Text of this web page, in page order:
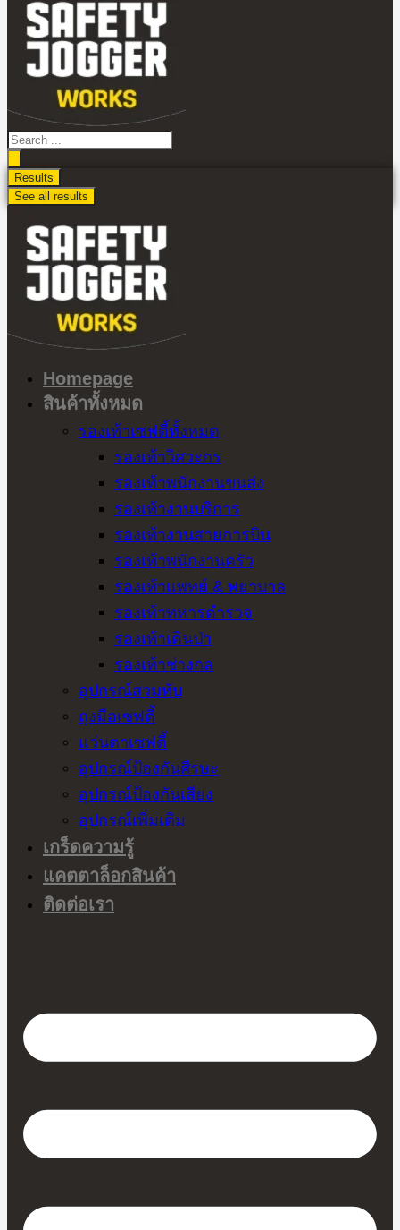
เนื้อหา
Search
...
Results
See all results
Homepage
สินค้าทั้งหมด
รองเท้าเซฟตี้ทั้งหมด
รองเท้าวิศวะกร
รองเท้าพนักงานขนส่ง
รองเท้างานบริการ
รองเท้างานสายการบิน
รองเท้าพนักงานครัว
รองเท้าแพทย์ & พยาบาล
รองเท้าทหารตำรวจ
รองเท้าเดินป่า
รองเท้าช่างกล
อุปกรณ์สวมทับ
ถุงมือเซฟตี้
แว่นตาเซฟตี้
อุปกรณ์ป้องกันศีรษะ
อุปกรณ์ป้องกันเสียง
อุปกรณ์เพิ่มเติม
เกร็ดความรู้
แคตตาล็อกสินค้า
ติดต่อเรา